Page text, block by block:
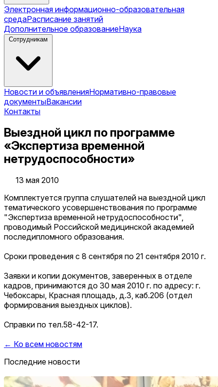
Электронная информационно-образовательная
средаРасписание занятий
Дополнительное образованиеНаука
Сотрудникам
Новости и объявленияНормативно-правовые
документыВакансии
Контакты
Выездной цикл по программе
«Экспертиза временной
нетрудоспособности»
13 мая 2010
Комплектуется группа слушателей на выездной цикл
тематического усовершенствования по программе
"Экспертиза временной нетрудоспособности",
проводимый Российской медицинской академией
последипломного образования.
Сроки проведения с 8 сентября по 21 сентября 2010 г.
Заявки и копии документов, заверенных в отделе
кадров, принимаются до 30 мая 2010 г. по адресу: г.
Чебоксары, Красная площадь, д.3, каб.206 (отдел
формирования выездных циклов).
Справки по тел.58-42-17.
← Ко всем новостям
Последние новости